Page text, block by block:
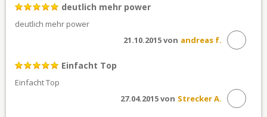
deutlich mehr power
deutlich mehr power
andreas f.
21.10.2015 von
Einfacht Top
Einfacht Top
Strecker A.
27.04.2015 von